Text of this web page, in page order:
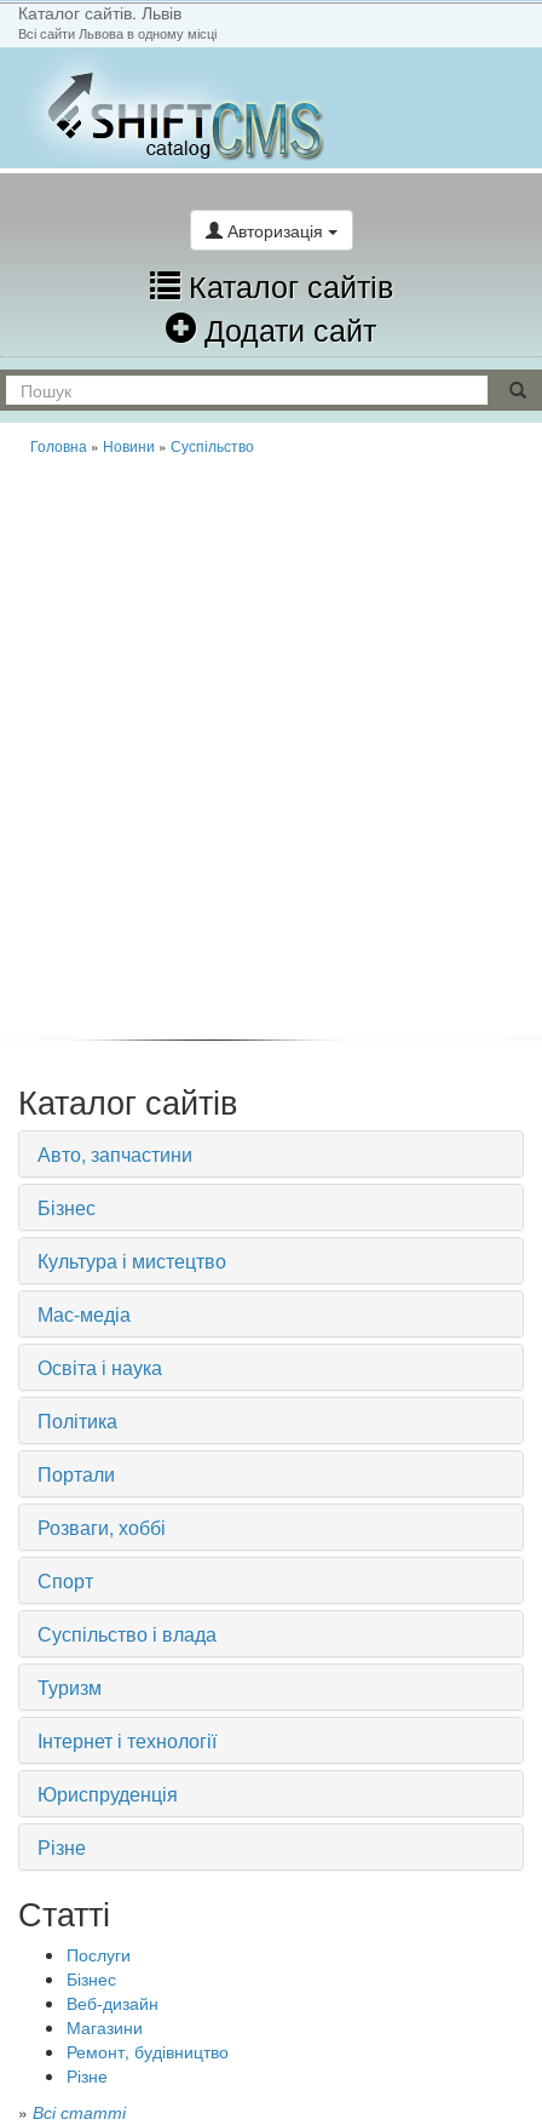
Каталог сайтів. Львів
Всі сайти Львова в одному місці
Авторизація
Каталог сайтів
Додати сайт
Головна » Новини » Суспільство
Каталог сайтів
Авто, запчастини
Бізнес
Культура і мистецтво
Мас-медіа
Освіта і наука
Політика
Портали
Розваги, хоббі
Спорт
Суспільство і влада
Туризм
Інтернет і технології
Юриспруденція
Різне
Статті
Послуги
Бізнес
Веб-дизайн
Магазини
Ремонт, будівництво
Різне
» Всі статті